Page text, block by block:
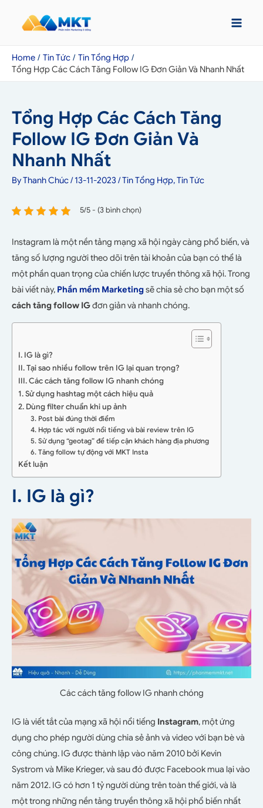
Home Tin Tức
Tin Tổng Hợp
Tổng Hợp Các Cách Tăng Follow IG Đơn Giản Và Nhanh Nhất
Tổng Hợp Các Cách Tăng
Follow IG Đơn Giản Và
Nhanh Nhất
ByThanh Chúc/13-11-2023 /Tin Tổng Hợp,Tin Tức
5/5 - (3 bình chọn)
Instagram là một nền tảng mạng xã hội ngày càng phổ biến, và
tăng số lượng người theo dõi trên tài khoản của bạn có thể là
một phần quan trọng của chiến lược truyền thông xã hội. Trong
bài viết này, Phần mềm Marketingsẽ chia sẻ cho bạn một số
cách tăng follow IGđơn giản và nhanh chóng.
I. IG là gì?
II. Tại sao nhiều follow trên IG lại quan trọng?
III. Các cách tăng follow IG nhanh chóng
1. Sử dụng hashtag một cách hiệu quả
2. Dùng filter chuẩn khi up ảnh
3. Post bài đúng thời điểm
4. Hợp tác với người nổi tiếng và bài review trên IG
5. Sử dụng “geotag” để tiếp cận khách hàng địa phương
6. Tăng follow tự động với MKT Insta
Kết luận
I. IG là gì?
Các cách tăng follow IG nhanh chóng
IG là viết tắt của mạng xã hội nổi tiếng Instagram, một ứng
dụng cho phép người dùng chia sẻ ảnh và video với bạn bè và
công chúng. IG được thành lập vào năm 2010 bởi Kevin
Systrom và Mike Krieger, và sau đó được Facebook mua lại vào
năm 2012. IG có hơn 1 tỷ người dùng trên toàn thế giới, và là
một trong những nền tảng truyền thông xã hội phổ biến nhất